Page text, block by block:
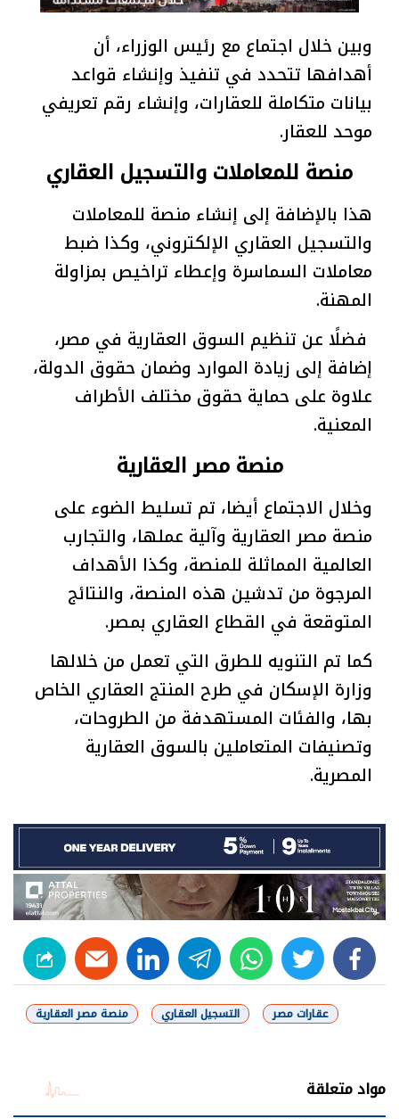
وبين خلال اجتماع مع رئيس الوزراء، أن
أهدافها تتحدد في تنفيذ وإنشاء قواعد
بيانات متكاملة للعقارات، وإنشاء رقم تعريفي
موحد للعقار.
منصة للمعاملات والتسجيل العقاري
هذا بالإضافة إلى إنشاء منصة للمعاملات
والتسجيل العقاري الإلكتروني، وكذا ضبط
معاملات السماسرة وإعطاء تراخيص بمزاولة
المهنة.
فضلًا عن تنظيم السوق العقارية في مصر،
إضافة إلى زيادة الموارد وضمان حقوق الدولة،
علاوة على حماية حقوق مختلف الأطراف
المعنية.
منصة مصر العقارية
وخلال الاجتماع أيضا، تم تسليط الضوء على
منصة مصر العقارية وآلية عملها، والتجارب
العالمية المماثلة للمنصة، وكذا الأهداف
المرجوة من تدشين هذه المنصة، والنتائج
المتوقعة في القطاع العقاري بمصر.
كما تم التنويه للطرق التي تعمل من خلالها
وزارة الإسكان في طرح المنتج العقاري الخاص
بها، والفئات المستهدفة من الطروحات،
وتصنيفات المتعاملين بالسوق العقارية
المصرية.
facebook
twitter
whats
telegram
linkedin
شارك
عقارات مصر التسجيل العقاري منصة مصر العقارية
مواد متعلقة